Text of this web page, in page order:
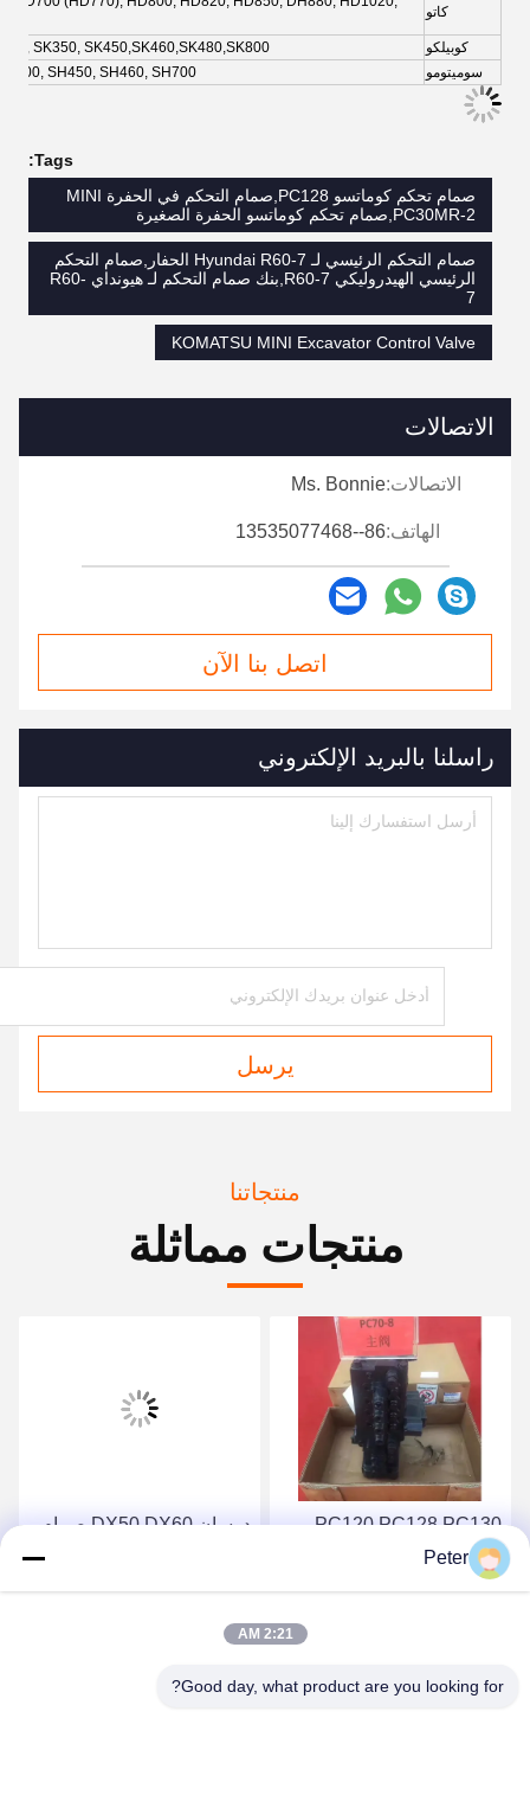
كاتو
كوبيلكو
SK350, SK450,SK460,SK480,SK800
سوميتومو
SH450, SH460, SH700
Tags:
صمام تحكم كوماتسو PC128,صمام التحكم في الحفرة MINI
PC30MR-2,صمام تحكم كوماتسو الحفرة الصغيرة
صمام التحكم الرئيسي لـ Hyundai R60-7 الحفار,صمام التحكم
الرئيسي الهيدروليكي R60-7,بنك صمام التحكم لـ هيونداي R60-
7
KOMATSU MINI Excavator Control Valve
الاتصالات
الاتصالات:Ms. Bonnie
الهاتف:86--13535077468
اتصل بنا الآن
راسلنا بالبريد الإلكتروني
يرسل
منتجاتنا
منتجات مماثلة
PC120 PC128 PC130
كوماتسو حفر الصمام التحكم
الرئيسي بنك 723-26-13101
دوسان DX50 DX60 صمام
Peter
2:21 AM
Good day, what product are you looking for?